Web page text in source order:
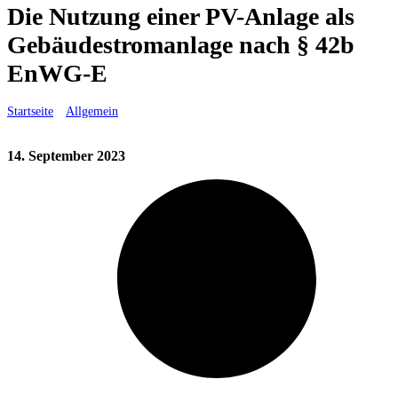
Die Nutzung einer PV-Anlage als
Gebäudestromanlage nach § 42b
EnWG-E
Startseite Allgemein
14. September 2023